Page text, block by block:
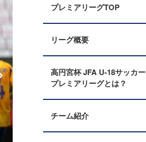
プレミアリーグTOP
リーグ概要
高円宮杯 JFA U-18サッカー
プレミアリーグとは？
チーム紹介